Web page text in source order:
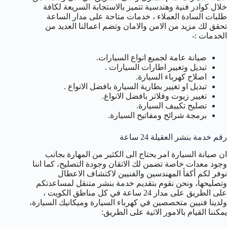
خلال كوادر فنية وهندسية تتميز بالاستجابة السريعة لكافة
طلبات السادة العملاء ، خدمات متاحة على مدار الساعة
تحقق لك مزيد من الامن والامان وتضم اعمالنا العديد من
الخدمات :-
صيانة عامة لجميع انواع السيارات.
تبديل وتغيير اطارات السيارات .
اصلاح كهرباء السيارة.
تبديل او تغيير بطارية السيارة بافضل الانواع .
تغيير زيوت وفلاتر بافضل الانواع.
تصليح تكييف السيارة.
برمجة شرائح ومفاتيح السيارة.
رقم خدمة بنشر العقيلة 24 ساعة
ان صيانة السيارة امر يحتاج الى الكثير من المهارة بجانب
وجود معدات خاصة تضمن لك الاتقان وجودة التصليح، كما اننا
نوفر لكم أكفأ المهندسين والفنيين لاكتشاف الاعطال
وتصليحها، ونحن نقوم بتقديم خدمة بنشر متنقل لمساعدتكم
على الطريق على مدار 24 ساعة في كل مناطق الكويت ،
ولدينا فنيين متخصصين في كهرباء السيارة وميكانيك السيارة،
يمكننا القيام بالامور الاتية على الطريق: